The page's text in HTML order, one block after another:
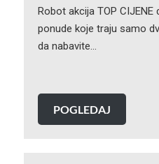
Robot akcija TOP
ponude koje traju samo
da nabavite…
POGLEDAJ